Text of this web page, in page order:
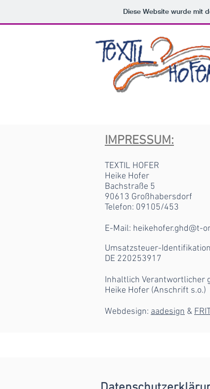
Diese Website wurde mit
IMPRESSUM:
TEXTIL HOFER
Heike Hofer
Bachstraße 5
90613 Großhabersdorf
Telefon: 09105/453
E-Mail: heikehofer.ghd@t-
Umsatzsteuer-
DE 220253917
Inhaltlich Verantwortlicher
Heike Hofer (Anschrift s.o.)
Webdesign: aadesign &